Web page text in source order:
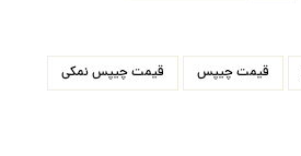
قیمت چیپس قیمت چیپس نمکی